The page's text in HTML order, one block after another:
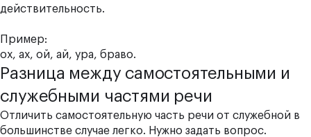
действительность.
Пример:
ох, ах, ой, ай, ура, браво.
Разница между самостоятельными и
служебными частями речи
Отличить самостоятельную часть речи от служебной в
большинстве случае легко. Нужно задать вопрос.